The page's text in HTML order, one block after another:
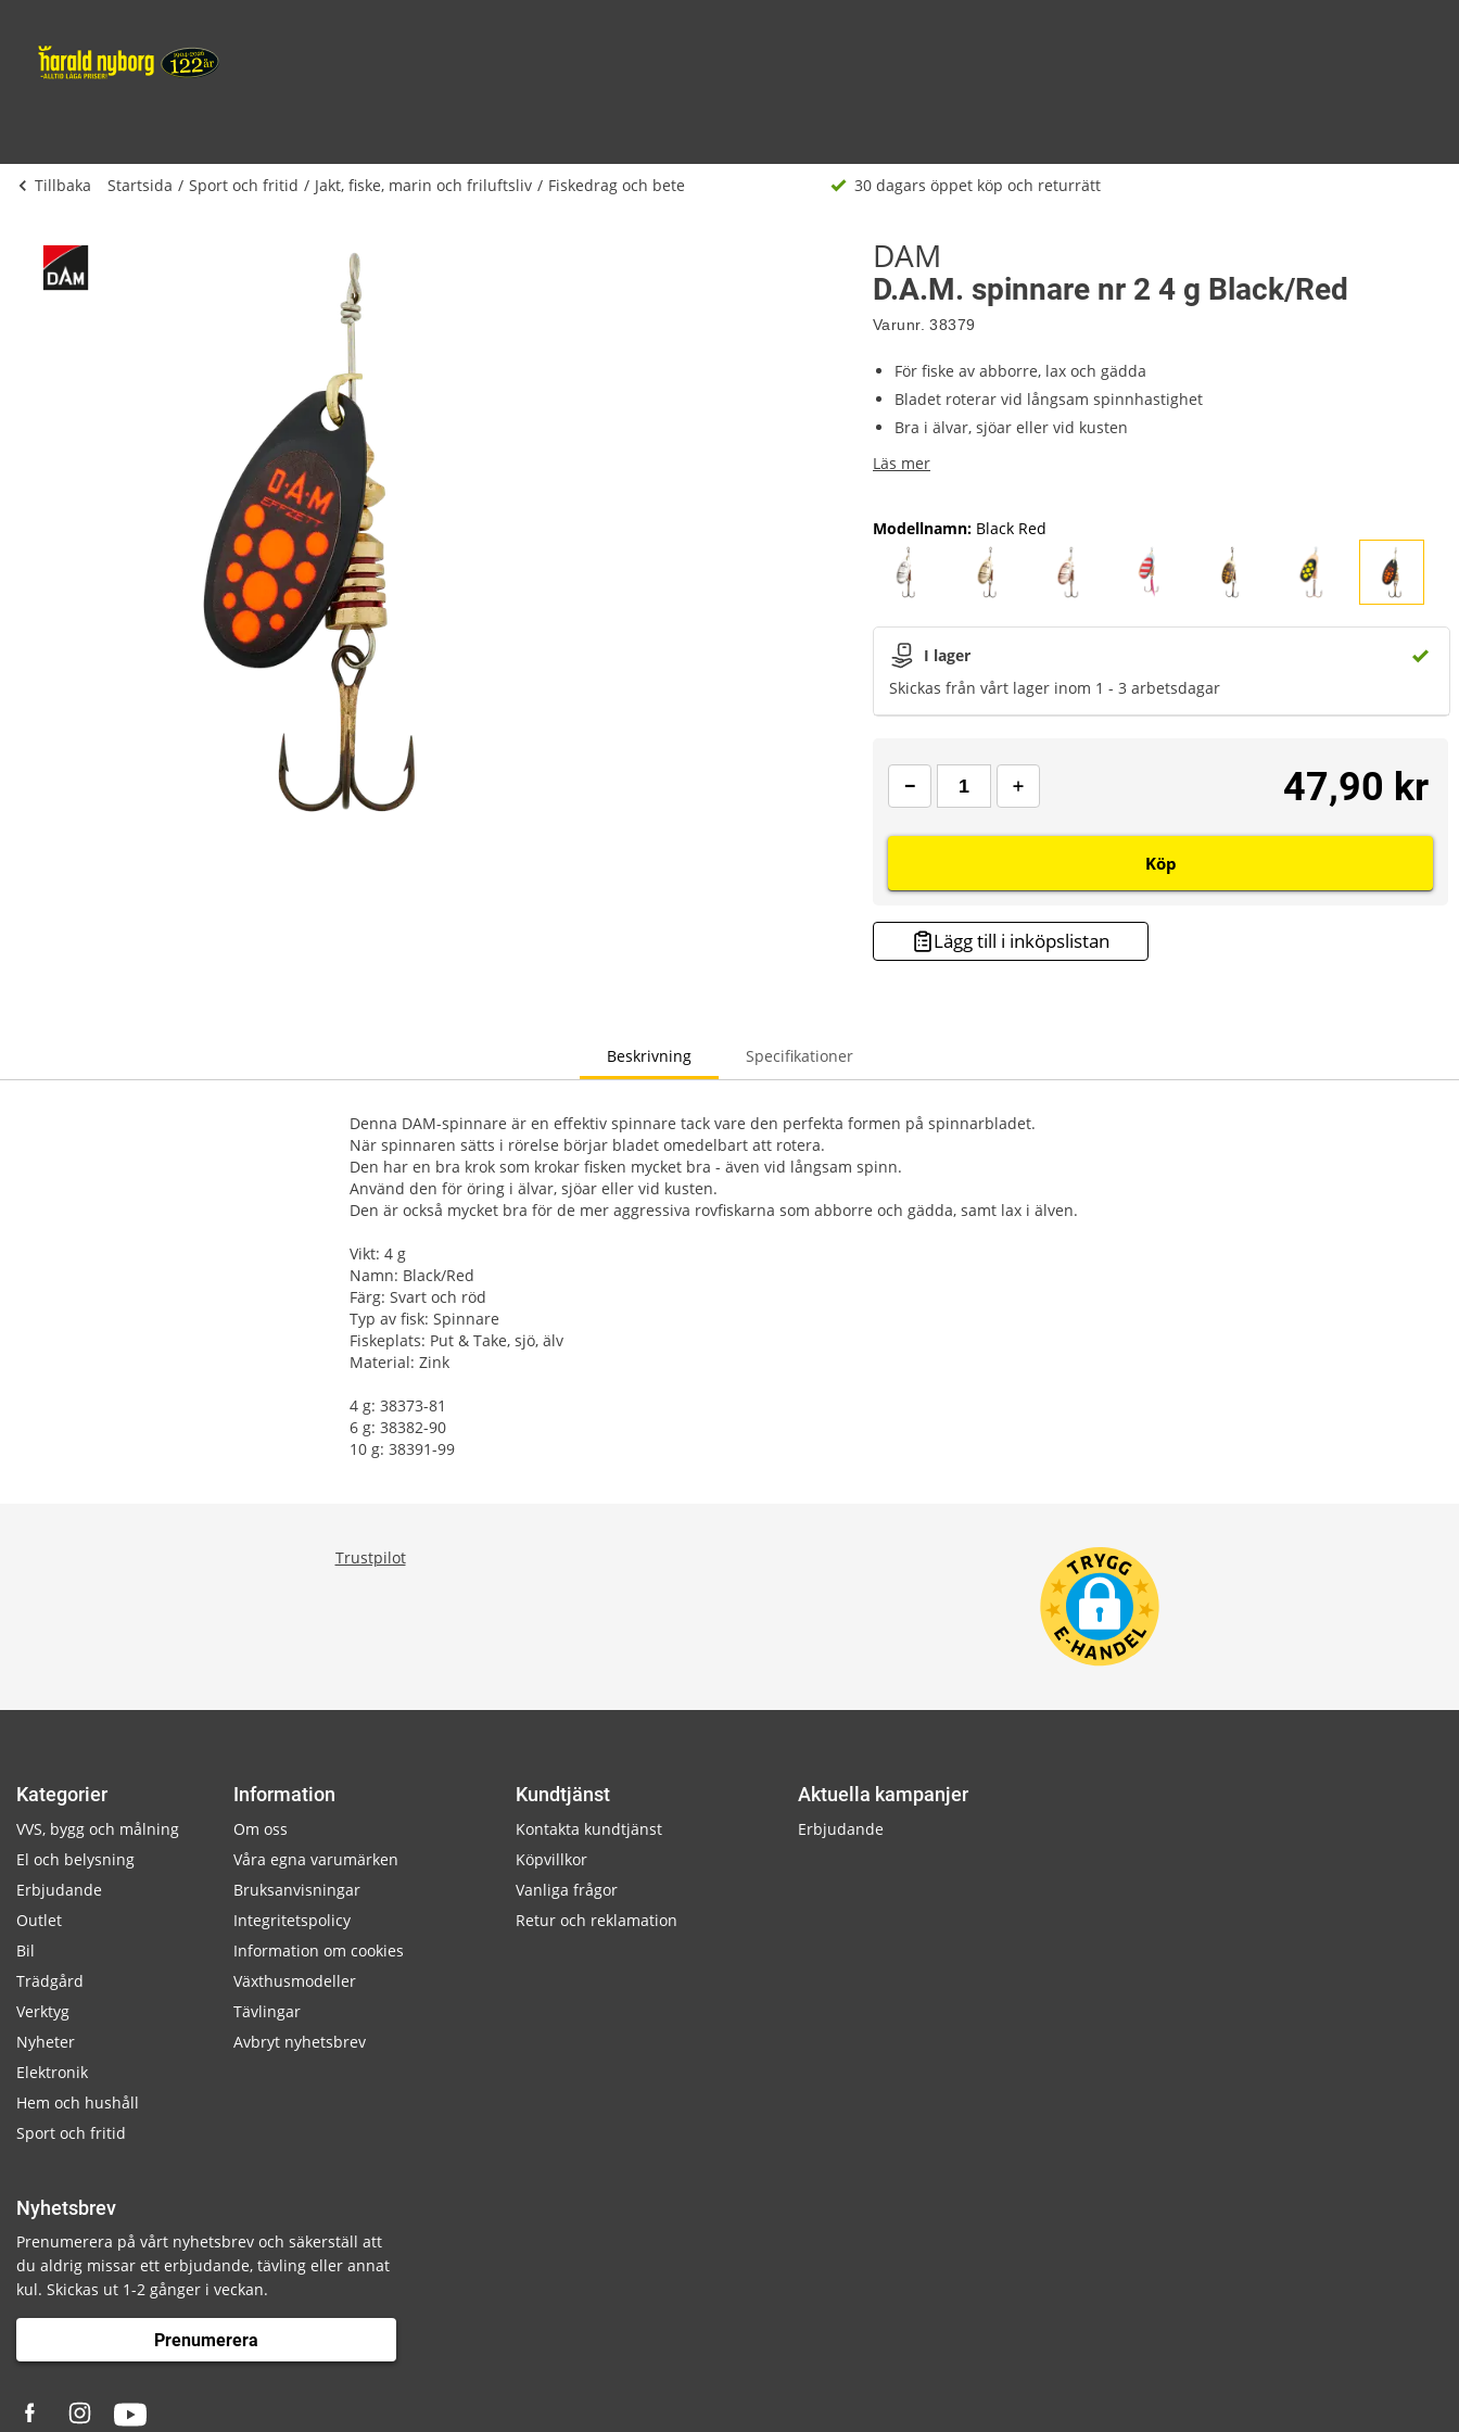
Tillbaka Startsida Sport och fritid Jakt, fiske, marin och friluftsliv Fiskedrag och bete 30 dagars öppet köp och returrätt
DAM
D.A.M. spinnare nr 2 4 g Black/Red
Varunr. 38379
För fiske av abborre, lax och gädda
Bladet roterar vid långsam spinnhastighet
Bra i älvar, sjöar eller vid kusten
Läs mer
Modellnamn: Black Red
I lager
Skickas från vårt lager inom 1 - 3 arbetsdagar
47,90 kr
Köp
Lägg till i inköpslistan
Beskrivning Specifikationer
Denna DAM-spinnare är en effektiv spinnare tack vare den perfekta formen på spinnarbladet.
När spinnaren sätts i rörelse börjar bladet omedelbart att rotera.
Den har en bra krok som krokar fisken mycket bra - även vid långsam spinn.
Använd den för öring i älvar, sjöar eller vid kusten.
Den är också mycket bra för de mer aggressiva rovfiskarna som abborre och gädda, samt lax i älven.
Vikt: 4 g
Namn: Black/Red
Färg: Svart och röd
Typ av fisk: Spinnare
Fiskeplats: Put & Take, sjö, älv
Material: Zink
4 g: 38373-81
6 g: 38382-90
10 g: 38391-99
Trustpilot
Kategorier
VVS, bygg och målning
El och belysning
Erbjudande
Outlet
Bil
Trädgård
Verktyg
Nyheter
Elektronik
Hem och hushåll
Sport och fritid
Information
Om oss
Våra egna varumärken
Bruksanvisningar
Integritetspolicy
Information om cookies
Växthusmodeller
Tävlingar
Avbryt nyhetsbrev
Kundtjänst
Kontakta kundtjänst
Köpvillkor
Vanliga frågor
Retur och reklamation
Aktuella kampanjer
Erbjudande
Nyhetsbrev
Prenumerera på vårt nyhetsbrev och säkerställ att
du aldrig missar ett erbjudande, tävling eller annat
kul. Skickas ut 1-2 gånger i veckan.
Prenumerera